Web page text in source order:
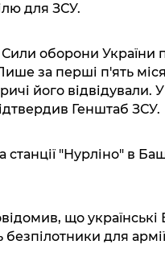
для ЗСУ.
оборони України
за перші п'ять
його відвідували.
Генштаб ЗСУ.
станції "Нурліно" в
що
безпілотники для